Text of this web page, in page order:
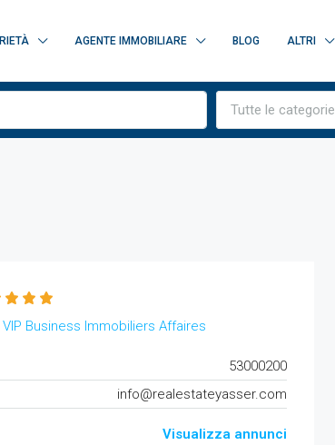
AGENTE IMMOBILIARE BLOG ALTRI
Tutte le categorie
VIP Business Immobiliers Affaires
53000200
info@realestateyasser.com
Visualizza annunci